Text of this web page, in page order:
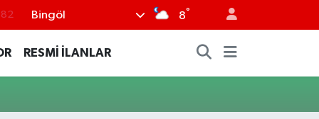
Bingöl 8°
RESMİ İLANLAR